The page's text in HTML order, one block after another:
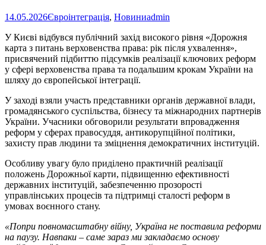
14.05.2026Євроінтеграція, Новиниadmin
У Києві відбувся публічний захід високого рівня «Дорожня
карта з питань верховенства права: рік після ухвалення»,
присвячений підбиттю підсумків реалізації ключових реформ
у сфері верховенства права та подальшим крокам України на
шляху до європейської інтеграції.
У заході взяли участь представники органів державної влади,
громадянського суспільства, бізнесу та міжнародних партнерів
України. Учасники обговорили результати впровадження
реформ у сферах правосуддя, антикорупційної політики,
захисту прав людини та зміцнення демократичних інституцій.
Особливу увагу було приділено практичній реалізації
положень Дорожньої карти, підвищенню ефективності
державних інституцій, забезпеченню прозорості
управлінських процесів та підтримці сталості реформ в
умовах воєнного стану.
«Попри повномасштабну війну, Україна не поставила реформи
на паузу. Навпаки – саме зараз ми закладаємо основу